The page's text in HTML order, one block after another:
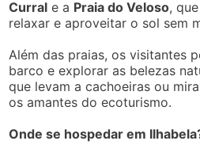
Curral e a Praia do Veloso,
relaxar e aproveitar o sol sem
Além das praias, os visitantes
barco e explorar as belezas
que levam a cachoeiras ou
os amantes do ecoturismo.
Onde se hospedar em